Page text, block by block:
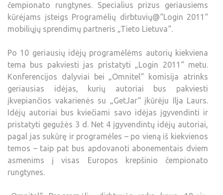
čempionato rungtynes. Specialius prizus geriausiems
kūrėjams įsteigs Programėlių dirbtuvių@“Login 2011“
mobiliųjų sprendimų partneris „Tieto Lietuva“.
Po 10 geriausių idėjų programėlėms autorių kiekviena
tema bus pakviesti jas pristatyti „Login 2011“ metu.
Konferencijos dalyviai bei „Omnitel“ komisija atrinks
geriausias idėjas, kurių autoriai bus pakviesti
įkvepiančios vakarienės su „GetJar“ įkūrėju Ilja Laurs.
Idėjų autoriai bus kviečiami savo idėjas įgyvendinti ir
pristatyti gegužės 3 d. Net 4 įgyvendintų idėjų autoriai,
pagal jas sukūrę ir programėles – po vieną iš kiekvienos
temos – taip pat bus apdovanoti abonementais dviem
asmenims į visas Europos krepšinio čempionato
rungtynes.